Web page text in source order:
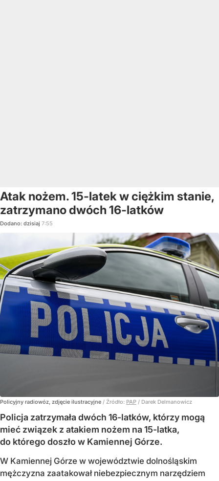
Atak nożem. 15-latek w ciężkim stanie,
zatrzymano dwóch 16-latków
Dodano: dzisiaj 7:55
Policyjny radiowóz, zdjęcie ilustracyjne / Źródło: PAP / Darek Delmanowicz
Policja zatrzymała dwóch 16-latków, którzy mogą
mieć związek z atakiem nożem na 15-latka,
do którego doszło w Kamiennej Górze.
W Kamiennej Górze w województwie dolnośląskim
mężczyzna zaatakował niebezpiecznym narzędziem